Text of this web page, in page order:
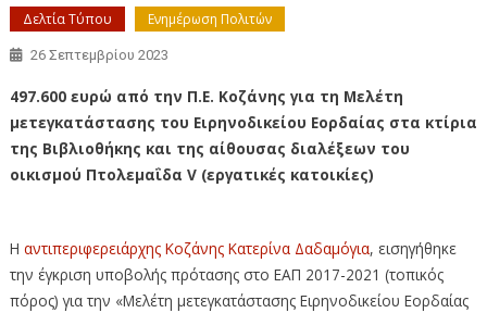
Δελτία Τύπου Ενημέρωση Πολιτών
26 Σεπτεμβρίου 2023
497.600 ευρώ από την Π.Ε. Κοζάνης για τη Μελέτη
μετεγκατάστασης του Ειρηνοδικείου Εορδαίας στα κτίρια
της Βιβλιοθήκης και της αίθουσας διαλέξεων του
οικισμού Πτολεμαΐδα V (εργατικές κατοικίες)
Η αντιπεριφερειάρχης Κοζάνης Κατερίνα Δαδαμόγια, εισηγήθηκε
την έγκριση υποβολής πρότασης στο ΕΑΠ 2017-2021 (τοπικός
πόρος) για την «Μελέτη μετεγκατάστασης Ειρηνοδικείου Εορδαίας